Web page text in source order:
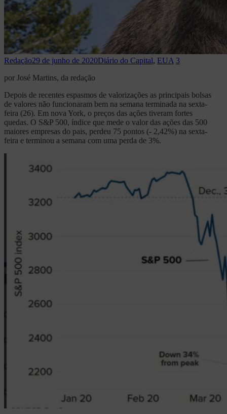
Redação29 de junho de 2020Diário do Capital, EUA 3
por José Martins, da redação
Depois de recentes espasmos de valorizações as principais bolsas
de valores não funcionaram bem na semana terminada na sexta-
feira (26). Em nova York, o preços das ações tiveram fortes
quedas. O S&P 500, índice que mede o valor das ações das 500
maiores empresas do pais, perdeu 75 pontos (- 2,42%) na sexta-
feira e terminou a semana com uma perda de 3%.